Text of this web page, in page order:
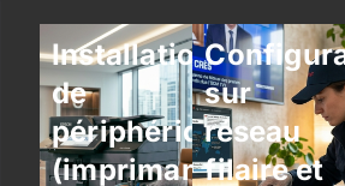
Installation
de
périphériques
(imprimantes,
sur
réseau
filaire et